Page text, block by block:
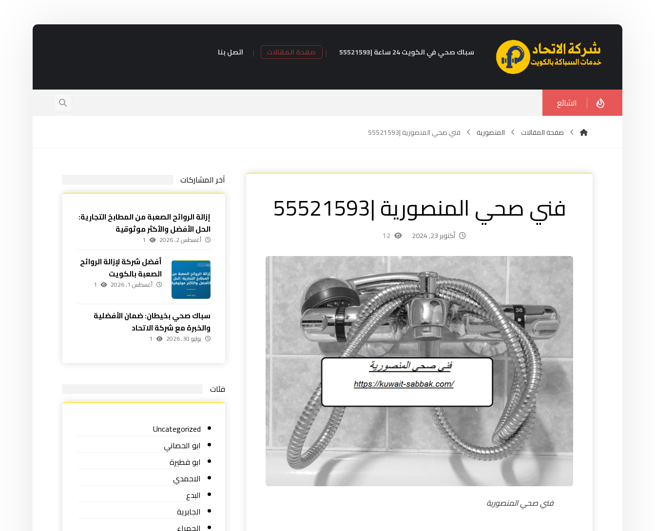
سباك صحي في الكويت 24 ساعة |55521593 صفحة المقالات اتصل بنا
الشائع
صفحة المقالات المنصورية فني صحي المنصورية |55521593
فني صحي المنصورية |55521593
أكتوبر 23, 2024 12
فني صحي المنصورية
آخر المشاركات
إزالة الروائح الصعبة من المطابخ التجارية:
الحل الأفضل والأكثر موثوقية
أغسطس 2, 2026 1
أفضل شركة لإزالة الروائح
الصعبة بالكويت
أغسطس 1, 2026 1
سباك صحي بخيطان: ضمان الأفضلية
والخبرة مع شركة الاتحاد
يوليو 30, 2026 1
فئات
Uncategorized
ابو الحصاني
ابو فطيرة
الاحمدي
البدع
الجابرية
الجهراء